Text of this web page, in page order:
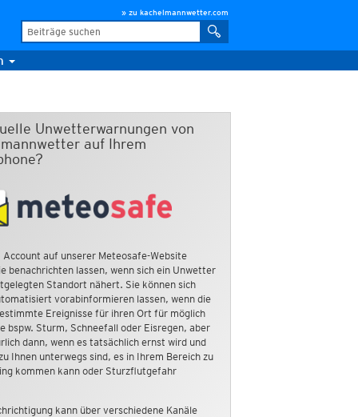
» zu kachelmannwetter.com
Unwetterwarnungen von
auf Ihrem
Account auf unserer Meteosafe-Website
benachrichten lassen, wenn sich ein Unwetter
Standort nähert. Sie können sich
vorabinformieren lassen, wenn die
Ereignisse für ihren Ort für möglich
bspw. Sturm, Schneefall oder Eisregen, aber
dann, wenn es tatsächlich ernst wird und
Ihnen unterwegs sind, es in Ihrem Bereich zu
kommen kann oder Sturzflutgefahr
kann über verschiedene Kanäle